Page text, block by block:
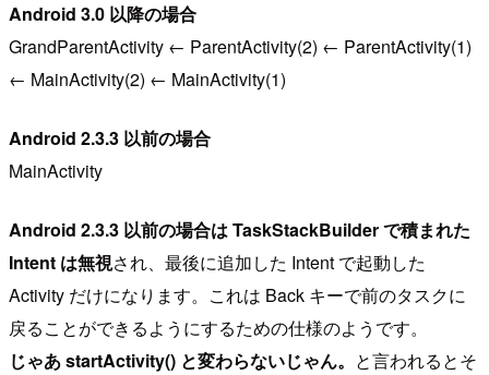
Android 3.0 以降の場合
GrandParentActivity ← ParentActivity(2) ← ParentActivity(1)
← MainActivity(2) ← MainActivity(1)
Android 2.3.3 以前の場合
MainActivity
Android 2.3.3 以前の場合は TaskStackBuilder で積まれた
Intent は無視され、最後に追加した Intent で起動した
Activity だけになります。これは Back キーで前のタスクに
戻ることができるようにするための仕様のようです。
じゃあ startActivity() と変わらないじゃん。 と言われるとそ